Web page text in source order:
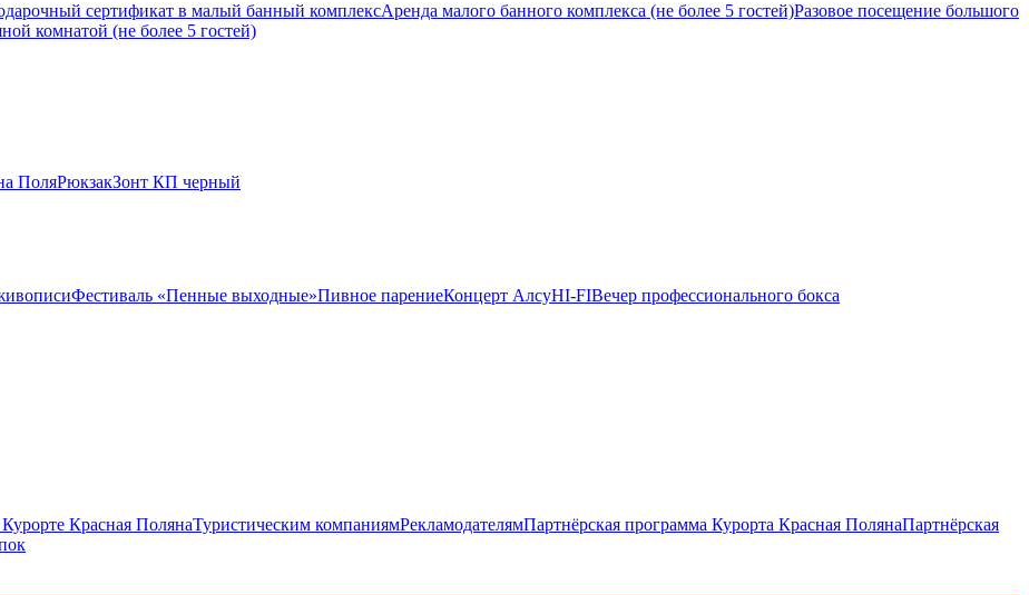
сертификат в малый банный комплексАренда малого банного комплекса (не более 5 гостей)Разовое посещение большого
комнатой (не более 5 гостей)
ПоляРюкзакЗонт КП черный
Фестиваль «Пенные выходные»Пивное парениеКонцерт АлсуHI-FIВечер профессионального бокса
Красная ПолянаТуристическим компаниямРекламодателямПартнёрская программа Курорта Красная ПолянаПартнёрская